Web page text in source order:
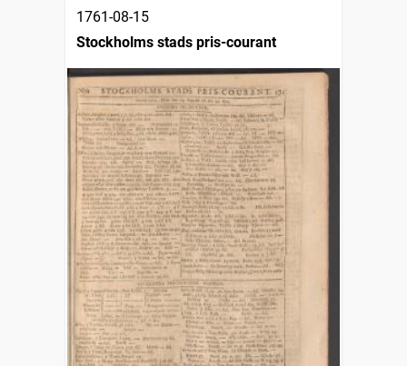
1761-08-15
Stockholms stads pris-courant